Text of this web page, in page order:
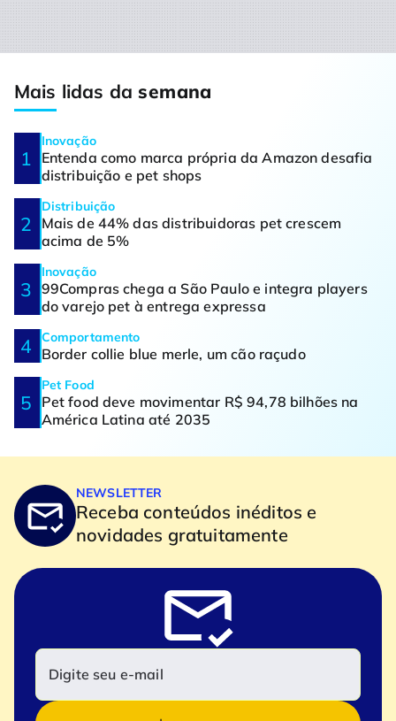
Mais lidas dasemana
Inovação
Entenda como marca própria da Amazon desafia
distribuição e pet shops
Distribuição
Mais de 44% das distribuidoras pet crescem
acima de 5%
Inovação
99Compras chega a São Paulo e integra players
do varejo pet à entrega expressa
Comportamento
Border collie blue merle, um cão raçudo
Pet Food
Pet food deve movimentar R$ 94,78 bilhões na
América Latina até 2035
NEWSLETTER
Receba conteúdos inéditos e
novidades gratuitamente